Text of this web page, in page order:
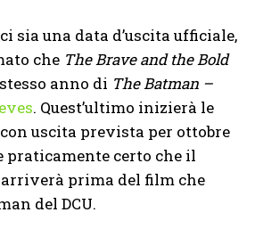
sia una data d’uscita ufficiale,
che The Brave and the Bold
anno di The Batman –
. Quest’ultimo inizierà le
uscita prevista per ottobre
praticamente certo che il
arriverà prima del film che
del DCU.